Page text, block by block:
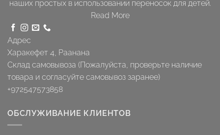
наших простых в использовании переносок для детей.
Read More
Адрес
Харакефет 4, Раанана
Склад самовывоза (Пожалуйста, проверьте наличие
товара и согласуйте самовывоз заранее)
+972547573858
ОБСЛУЖИВАНИЕ КЛИЕНТОВ